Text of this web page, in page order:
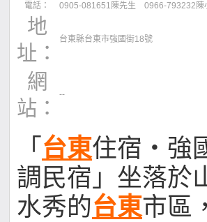
電話： 0905-081651陳先生 0966-793232陳
地
址：
台東縣台東市強國街18號
網
站：
--
「 台東住宿‧強
調民宿」坐落於
水秀的台東市區